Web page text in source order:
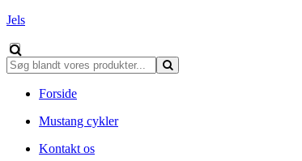
Jels
Forside
Mustang cykler
Kontakt os